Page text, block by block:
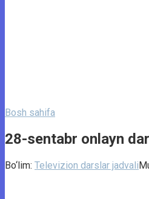
Bosh sahifa
28-sentabr onlayn
Bo‘lim: Televizion darslar jadvali